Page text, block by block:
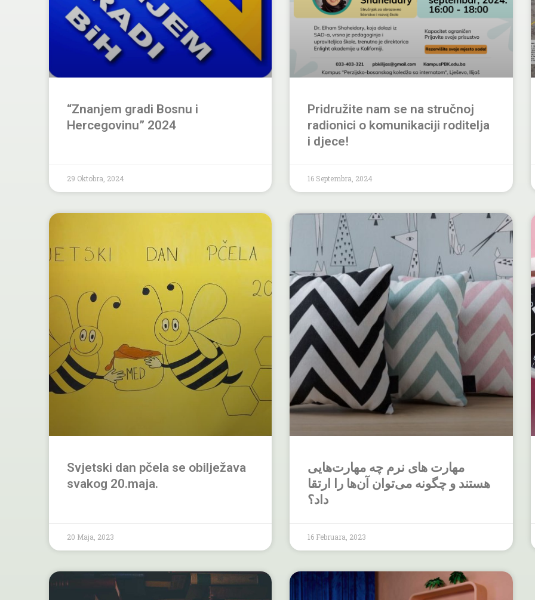
“Znanjem gradi Bosnu i
Hercegovinu” 2024
29 Oktobra, 2024
Pridružite nam se na stručnoj
radionici o komunikaciji roditelja
i djece!
16 Septembra, 2024
Svjetski dan pčela se obilježava
svakog 20.maja.
20 Maja, 2023
مهارت های نرم چه مهارت‌هایی
هستند و چگونه می‌توان آن‌ها را ارتقا
داد؟
16 Februara, 2023